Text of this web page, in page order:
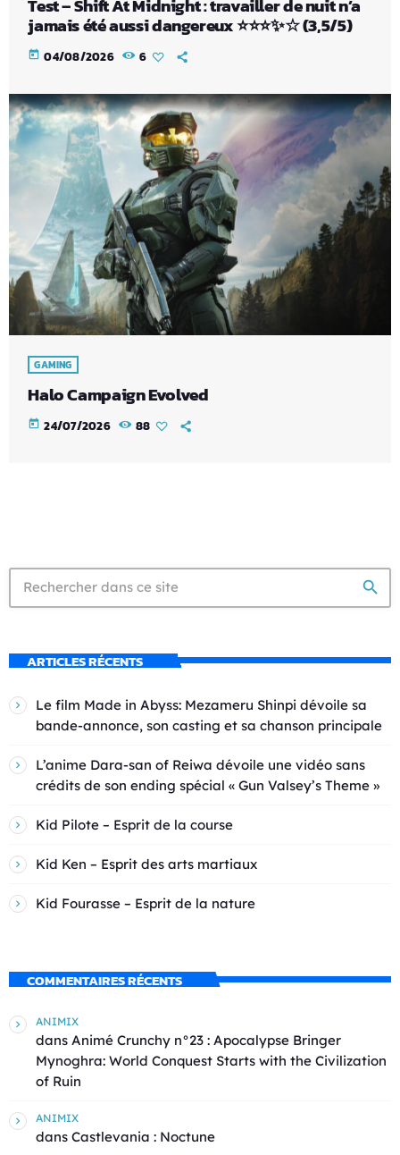
Test – Shift At Midnight : travailler de nuit n’a
jamais été aussi dangereux ⭐⭐⭐✨☆ (3,5/5)
today 04/08/2026 6
GAMING
Halo Campaign Evolved
today 24/07/2026 88
search
ARTICLES RÉCENTS
Le film Made in Abyss: Mezameru Shinpi dévoile sa
bande-annonce, son casting et sa chanson principale
L’anime Dara-san of Reiwa dévoile une vidéo sans
crédits de son ending spécial « Gun Valsey’s Theme »
Kid Pilote – Esprit de la course
Kid Ken – Esprit des arts martiaux
Kid Fourasse – Esprit de la nature
COMMENTAIRES RÉCENTS
ANIMIX
dans Animé Crunchy n°23 : Apocalypse Bringer
Mynoghra: World Conquest Starts with the Civilization
of Ruin
ANIMIX
dans Castlevania : Noctune